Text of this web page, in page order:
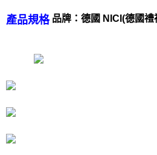
是否繳費成功／繳費後需取消欲退款等相關
客戶支援中心」https://
１．透過由恩沛科技股份有限公司提供之「
２．關於個人資料處理事宜，請瀏覽以下網址
３．未成年的使用者請事先徵得法定代理人
４．使用「AFTEE先享後付」時，將依據個
產品規格 品牌：德國 NICI(德國